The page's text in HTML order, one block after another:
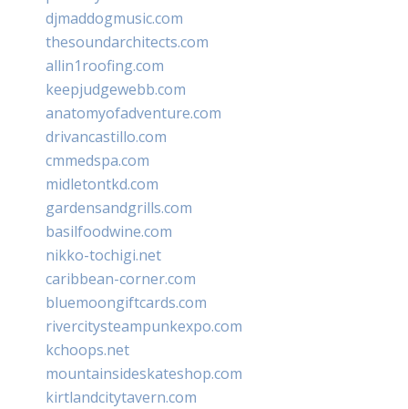
djmaddogmusic.com
thesoundarchitects.com
allin1roofing.com
keepjudgewebb.com
anatomyofadventure.com
drivancastillo.com
cmmedspa.com
midletontkd.com
gardensandgrills.com
basilfoodwine.com
nikko-tochigi.net
caribbean-corner.com
bluemoongiftcards.com
rivercitysteampunkexpo.com
kchoops.net
mountainsideskateshop.com
kirtlandcitytavern.com